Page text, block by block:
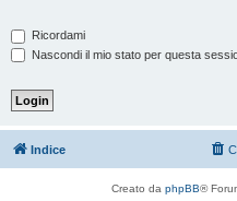
Ricordami
Nascondi il mio stato per questa
Indice
Creato da phpBB®